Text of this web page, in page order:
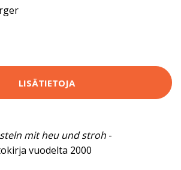
LISÄTIETOJA
mit heu und stroh -
vuodelta 2000